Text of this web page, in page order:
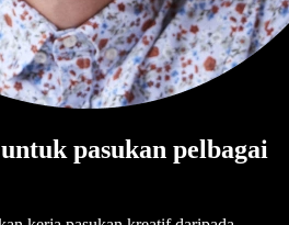
pasukan pelbagai